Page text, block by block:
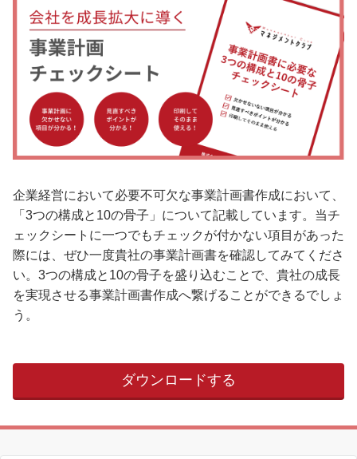
企業経営において必要不可欠な事業計画書作成において、
「3つの構成と10の骨子」について記載しています。当チ
ェックシートに一つでもチェックが付かない項目があった
際には、ぜひ一度貴社の事業計画書を確認してみてくださ
い。3つの構成と10の骨子を盛り込むことで、貴社の成長
を実現させる事業計画書作成へ繋げることができるでしょ
う。
ダウンロードする